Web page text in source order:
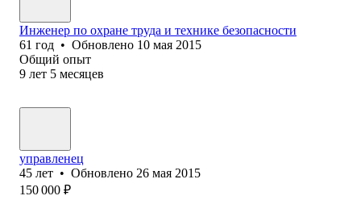
Инженер по охране труда и технике безопасности
61 год • Обновлено 10 мая 2015
Общий опыт
9 лет 5 месяцев
управленец
45 лет • Обновлено 26 мая 2015
150 000 ₽